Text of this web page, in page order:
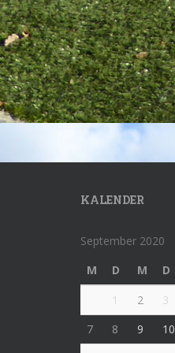
KALENDER
September 2020
M
D M D
1
2 3
7
8 9 10